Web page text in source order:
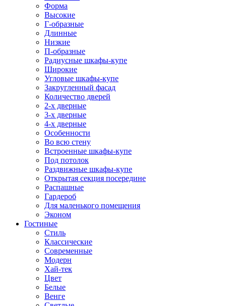
Форма
Высокие
Г-образные
Длинные
Низкие
П-образные
Радиусные шкафы-купе
Широкие
Угловые шкафы-купе
Закругленный фасад
Количество дверей
2-х дверные
3-х дверные
4-х дверные
Особенности
Во всю стену
Встроенные шкафы-купе
Под потолок
Раздвижные шкафы-купе
Открытая секция посередине
Распашные
Гардероб
Для маленького помещения
Эконом
Гостиные
Стиль
Классические
Современные
Модерн
Хай-тек
Цвет
Белые
Венге